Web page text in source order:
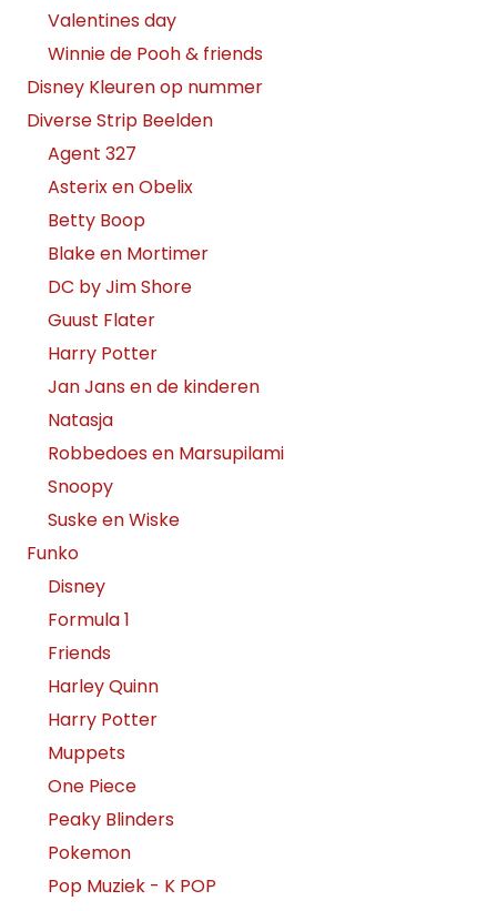
Valentines day
Winnie de Pooh & friends
Disney Kleuren op nummer
Diverse Strip Beelden
Agent 327
Asterix en Obelix
Betty Boop
Blake en Mortimer
DC by Jim Shore
Guust Flater
Harry Potter
Jan Jans en de kinderen
Natasja
Robbedoes en Marsupilami
Snoopy
Suske en Wiske
Funko
Disney
Formula 1
Friends
Harley Quinn
Harry Potter
Muppets
One Piece
Peaky Blinders
Pokemon
Pop Muziek - K POP